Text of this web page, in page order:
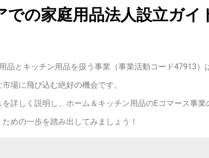
の家庭用品法人設立ガイ
とキッチン用品を扱う事業（事業活動コード47913）
場に飛び込む絶好の機会です。
詳しく説明し、ホーム＆キッチン用品のEコマース事
めの一歩を踏み出してみましょう！